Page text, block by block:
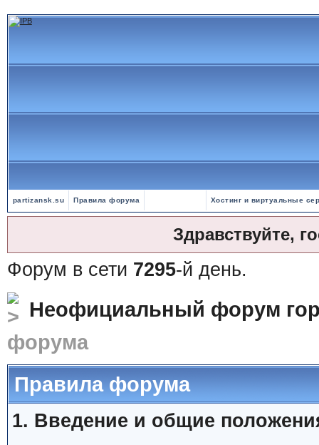
partizansk.su Правила форума Хостинг и виртуальные
Здравствуйте,
Форум в сети 7295-й день.
Неофициальный форум
форума
Правила форума
1. Введение и общие